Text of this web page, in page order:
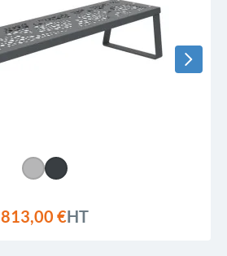
813,00 €HT